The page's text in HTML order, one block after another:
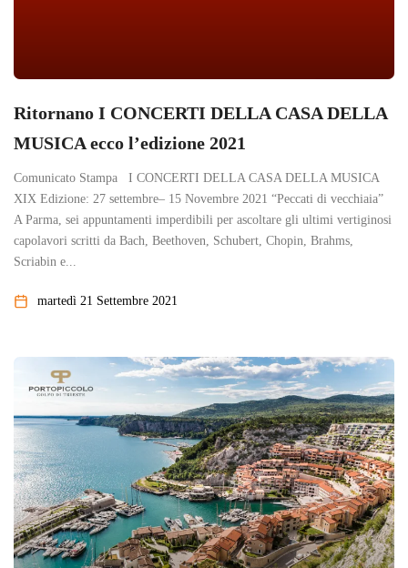
Ritornano I CONCERTI DELLA CASA DELLA
MUSICA ecco l’edizione 2021
Comunicato Stampa I CONCERTI DELLA CASA DELLA MUSICA
XIX Edizione: 27 settembre– 15 Novembre 2021 “Peccati di vecchiaia”
A Parma, sei appuntamenti imperdibili per ascoltare gli ultimi vertiginosi
capolavori scritti da Bach, Beethoven, Schubert, Chopin, Brahms,
Scriabin e...
martedì 21 Settembre 2021